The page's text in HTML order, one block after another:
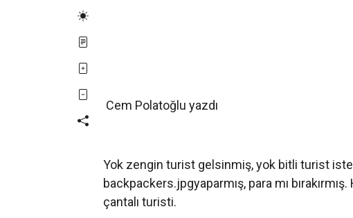
Cem Polatoğlu yazdı
Yok zengin turist gelsinmiş, yok bitli turist
backpackers.jpgyaparmış, para mı
çantalı turisti.